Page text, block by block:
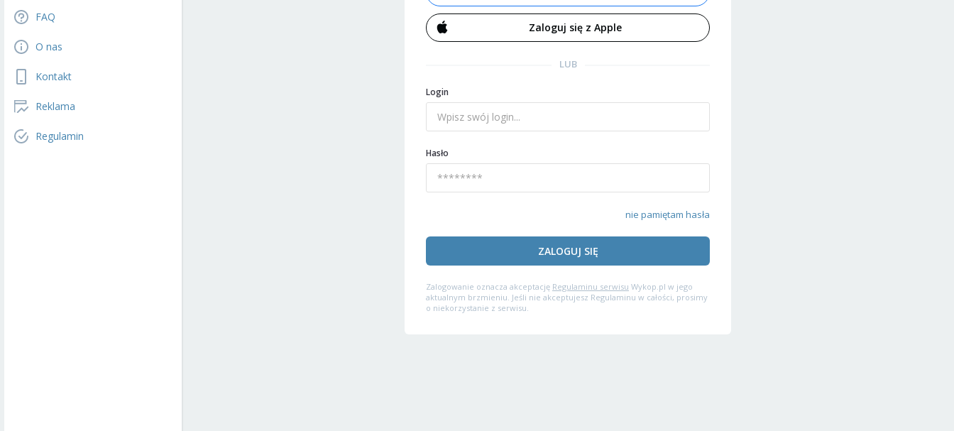
FAQ
O nas
Kontakt
Reklama
Regulamin
Zaloguj się z Apple
LUB
Login
Hasło
nie pamiętam hasła
ZALOGUJ SIĘ
Zalogowanie oznacza akceptację Regulaminu serwisu Wykop.pl w jego
aktualnym brzmieniu. Jeśli nie akceptujesz Regulaminu w całości, prosimy
o niekorzystanie z serwisu.